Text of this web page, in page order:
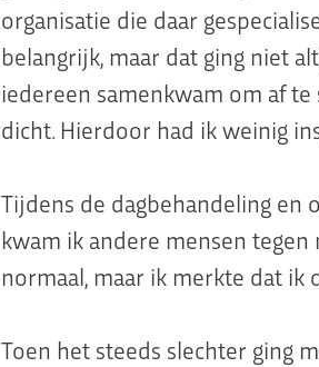
organisatie die daar
belangrijk, maar dat ging niet
iedereen samenkwam om af
dicht. Hierdoor had ik weinig
Tijdens de dagbehandeling en
kwam ik andere mensen
normaal, maar ik merkte dat
Toen het steeds slechter ging